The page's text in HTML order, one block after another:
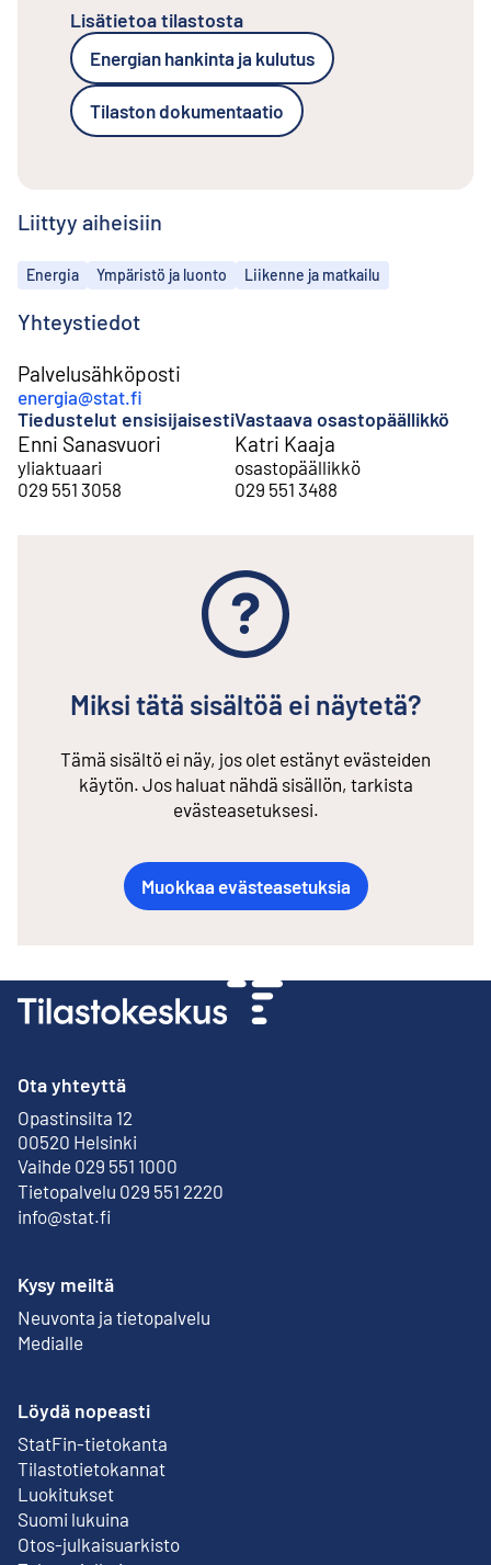
Lisätietoa tilastosta
Energian hankinta ja kulutus
Tilaston dokumentaatio
Liittyy aiheisiin
Aiheet
Energia Ympäristö ja luonto Liikenne ja matkailu
Yhteystiedot
Palvelusähköposti
energia@stat.fi
Tiedustelut ensisijaisesti
Enni Sanasvuori
yliaktuaari
029 551 3058
Vastaava osastopäällikkö
Katri Kaaja
osastopäällikkö
029 551 3488
Miksi tätä sisältöä ei näytetä?
Tämä sisältö ei näy, jos olet estänyt evästeiden
käytön. Jos haluat nähdä sisällön, tarkista
evästeasetuksesi.
Muokkaa evästeasetuksia
Ota yhteyttä
Opastinsilta 12
00520 Helsinki
Ulkoinen linkki
Vaihde 029 551 1000
Tietopalvelu 029 551 2220
info@stat.fi
Kysy meiltä
Neuvonta ja tietopalvelu
Medialle
Löydä nopeasti
StatFin-tietokanta
Ulkoinen linkki
Tilastotietokannat
Luokitukset
Suomi lukuina
Otos-julkaisuarkisto
Ulkoinen linkki